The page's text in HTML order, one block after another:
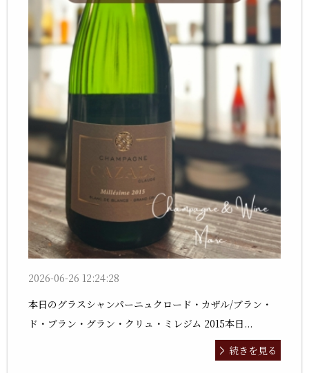
2026-06-26 12:24:28
本日のグラスシャンパーニュクロード・カザル/ブラン・
ド・ブラン・グラン・クリュ・ミレジム 2015本日...
続きを見る